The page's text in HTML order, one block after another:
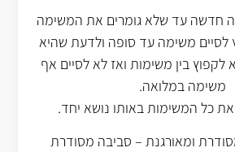
חדשה עד שלא גומרים את המשימה
משימה עד סופה ולדעת שהיא
לקפוץ בין משימות ואז לא לסיים אף
משימה במלואה.
כל המשימות באותו נושא יחד.
ומאורגנת – סביבה מסודרת